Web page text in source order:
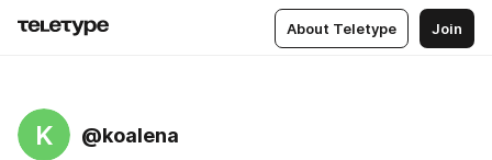
About Teletype Join
K @koalena